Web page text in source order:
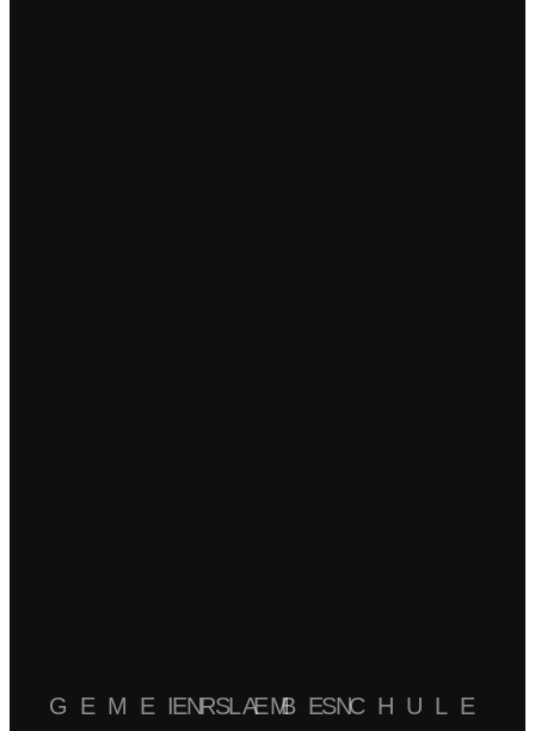
GEMEINSAM SCHULE ERLEBEN